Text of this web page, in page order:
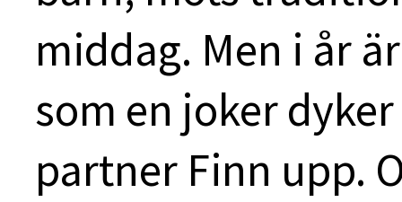
middag. Men i år
som en joker
partner Finn upp.